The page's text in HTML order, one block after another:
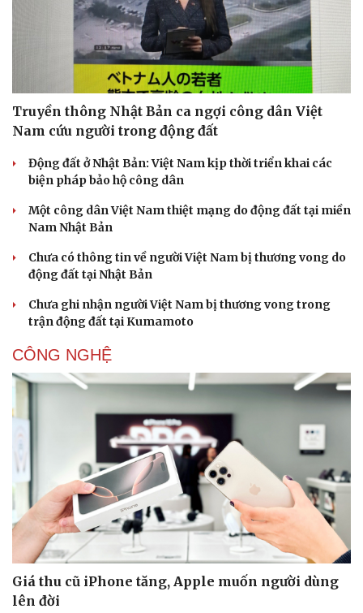
Sức khỏe
Dinh dưỡng - món ngon
Cây thuốc
Nhi khoa
Nam khoa
Đời sống
Nhà đẹp
Truyền thông Nhật Bản ca ngợi công dân Việt
Nam cứu người trong động đất
Động đất ở Nhật Bản: Việt Nam kịp thời triển khai các
biện pháp bảo hộ công dân
Một công dân Việt Nam thiệt mạng do động đất tại miền
Nam Nhật Bản
Chưa có thông tin về người Việt Nam bị thương vong do
động đất tại Nhật Bản
Chưa ghi nhận người Việt Nam bị thương vong trong
trận động đất tại Kumamoto
CÔNG NGHỆ
Giá thu cũ iPhone tăng, Apple muốn người dùng
lên đời